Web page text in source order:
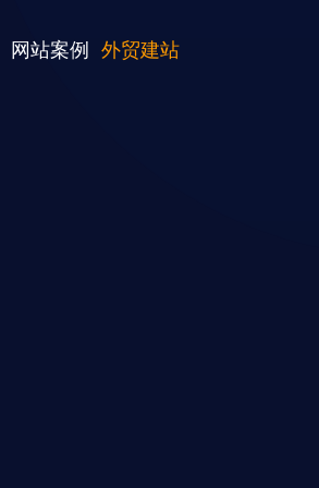
网站案例 外贸建站